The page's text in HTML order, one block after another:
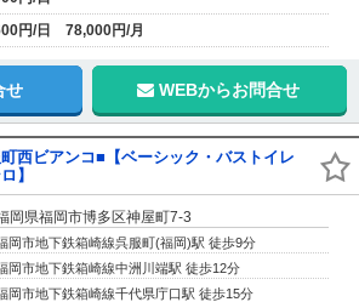
円/日 78,000円/月
せ WEBからお問合せ
西ビアンコ■【ベーシック・バストイレ
】
岡県福岡市博多区神屋町7-3
岡市地下鉄箱崎線呉服町(福岡)駅 徒歩9分
岡市地下鉄箱崎線中洲川端駅 徒歩12分
岡市地下鉄箱崎線千代県庁口駅 徒歩15分